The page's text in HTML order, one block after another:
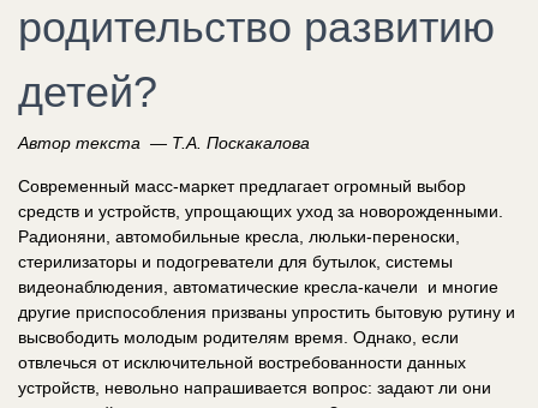
родительство развитию
детей?
Автор текста — Т.А. Поскакалова
Современный масс-маркет предлагает огромный выбор
средств и устройств, упрощающих уход за новорожденными.
Радионяни, автомобильные кресла, люльки-переноски,
стерилизаторы и подогреватели для бутылок, системы
видеонаблюдения, автоматические кресла-качели и многие
другие приспособления призваны упростить бытовую рутину и
высвободить молодым родителям время. Однако, если
отвлечься от исключительной востребованности данных
устройств, невольно напрашивается вопрос: задают ли они